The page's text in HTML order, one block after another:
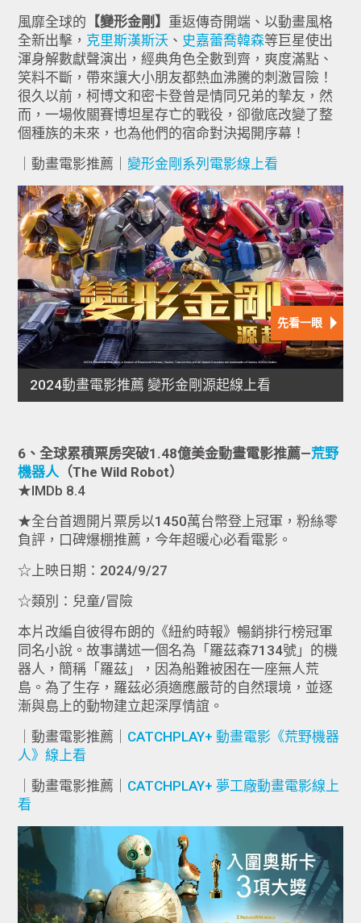
風靡全球的 【變形金剛】 重返傳奇開端、以動畫風格
全新出擊， 克里斯漢斯沃 、 史嘉蕾喬韓森等巨星使出
渾身解數獻聲演出，經典角色全數到齊，爽度滿點、
笑料不斷，帶來讓大小朋友都熱血沸騰的刺激冒險！
很久以前，柯博文和密卡登曾是情同兄弟的摯友，然
而，一場攸關賽博坦星存亡的戰役，卻徹底改變了整
個種族的未來，也為他們的宿命對決揭開序幕！
｜動畫電影推薦｜ 變形金剛系列電影線上看
6、全球累積票房突破1.48億美金動畫電影推薦—荒野
機器人 （The Wild Robot）
★IMDb 8.4
★全台首週開片票房以1450萬台幣登上冠軍，粉絲零
負評，口碑爆棚推薦，今年超暖心必看電影。
☆上映日期：2024/9/27
☆類別：兒童/冒險
本片改編自彼得布朗的《紐約時報》暢銷排行榜冠軍
同名小說。故事講述一個名為「羅茲森7134號」的機
器人，簡稱「羅茲」，因為船難被困在一座無人荒
島。為了生存，羅茲必須適應嚴苛的自然環境，並逐
漸與島上的動物建立起深厚情誼。
｜動畫電影推薦｜ CATCHPLAY+ 動畫電影《荒野機器
人》線上看
｜動畫電影推薦｜ CATCHPLAY+ 夢工廠動畫電影線上
看